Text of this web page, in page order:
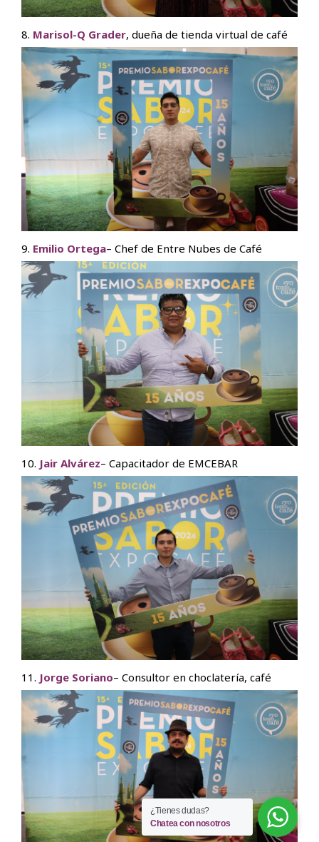
8. Marisol-Q Grader, dueña de tienda virtual de café
9. Emilio Ortega– Chef de Entre Nubes de Café
10. Jair Alvárez– Capacitador de EMCEBAR
11. Jorge Soriano– Consultor en choclatería, café
¿Tienes dudas?
Chatea con nosotros